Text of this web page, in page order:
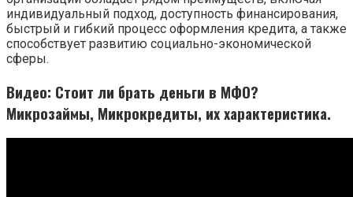
индивидуальный подход, доступность финансирования,
быстрый и гибкий процесс оформления кредита, а также
способствует развитию социально-экономической
сферы.
Видео: Стоит ли брать деньги в МФО?
Микрозаймы, Микрокредиты, их характеристика.